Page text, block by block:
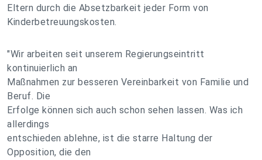
Eltern durch die Absetzbarkeit jeder Form von
Kinderbetreuungskosten.
"Wir arbeiten seit unserem Regierungseintritt
kontinuierlich an
Maßnahmen zur besseren Vereinbarkeit von Familie und
Beruf. Die
Erfolge können sich auch schon sehen lassen. Was ich
allerdings
entschieden ablehne, ist die starre Haltung der
Opposition, die den